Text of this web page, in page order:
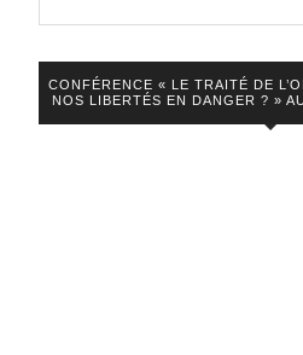
CONFÉRENCE « LE TRAITÉ DE
NOS LIBERTÉS EN DANGER ? »